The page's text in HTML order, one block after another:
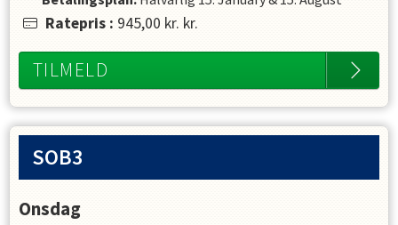
Ratepris : 945,00 kr. kr.
TILMELD
SOB3
Onsdag